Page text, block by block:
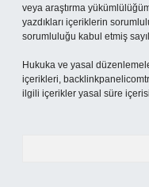
veya araştırma
yazdıkları içeriklerin
sorumluluğu kabul etmiş
Hukuka ve yasal
içerikleri,
ilgili içerikler yasal süre